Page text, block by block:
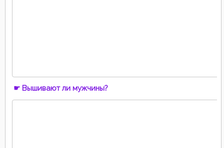
☛ Вышивают ли мужчины?